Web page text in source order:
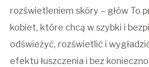
rozświetleniem skóry – głów To
kobiet, które chcą w szybki i
odświeżyć, rozświetlić i
efektu łuszczenia i bez